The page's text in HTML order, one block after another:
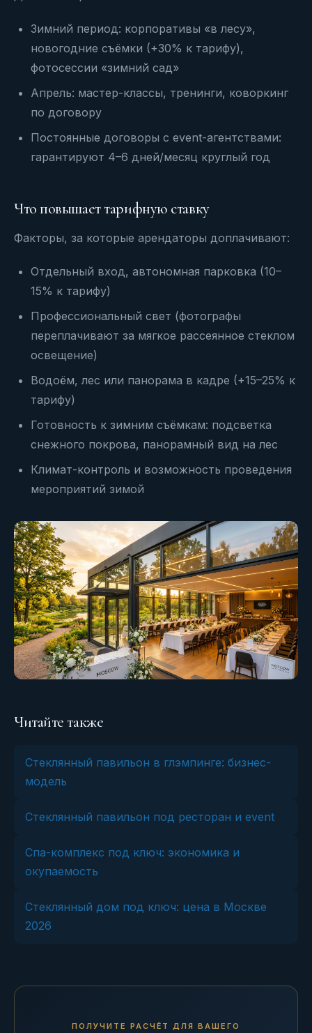
Зимний период: корпоративы «в лесу»,
новогодние съёмки (+30% к тарифу),
фотосессии «зимний сад»
Апрель: мастер-классы, тренинги, коворкинг
по договору
Постоянные договоры с event-агентствами:
гарантируют 4–6 дней/месяц круглый год
Что повышает тарифную ставку
Факторы, за которые арендаторы доплачивают:
Отдельный вход, автономная парковка (10–
15% к тарифу)
Профессиональный свет (фотографы
переплачивают за мягкое рассеянное стеклом
освещение)
Водоём, лес или панорама в кадре (+15–25% к
тарифу)
Готовность к зимним съёмкам: подсветка
снежного покрова, панорамный вид на лес
Климат-контроль и возможность проведения
мероприятий зимой
Читайте также
Стеклянный павильон в глэмпинге: бизнес-
модель
Стеклянный павильон под ресторан и event
Спа-комплекс под ключ: экономика и
окупаемость
Стеклянный дом под ключ: цена в Москве
2026
ПОЛУЧИТЕ РАСЧЁТ ДЛЯ ВАШЕГО